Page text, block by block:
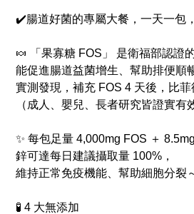
✔️腸道好菌的專屬大餐，一天一包
🍬 「果寡糖 FOS」 是衛福部認證
能促進腸道益菌增生、幫助排便順
實測發現，補充 FOS 4 天後，比菲
（成人、嬰兒、長者研究皆證實有
✨ 每包足量 4,000mg FOS ＋
鋅可達每日建議攝取量 100%，
維持正常免疫機能、幫助細胞分裂
🧪 4 大無添加